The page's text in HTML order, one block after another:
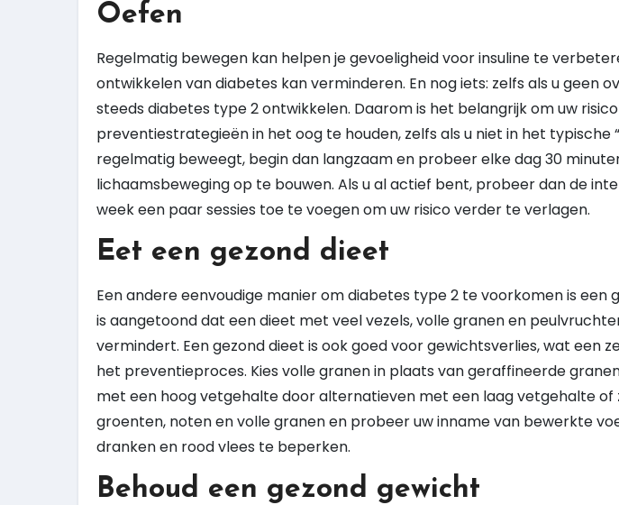
Oefen
Regelmatig bewegen kan helpen je gevoeligheid voor insuline te
ontwikkelen van diabetes kan verminderen. En nog iets: zelfs als u geen
steeds diabetes type 2 ontwikkelen. Daarom is het belangrijk om uw
preventiestrategieën in het oog te houden, zelfs als u niet in het typische
regelmatig beweegt, begin dan langzaam en probeer elke dag 30
lichaamsbeweging op te bouwen. Als u al actief bent, probeer dan de
week een paar sessies toe te voegen om uw risico verder te verlagen.
Eet een gezond dieet
Een andere eenvoudige manier om diabetes type 2 te voorkomen is een
is aangetoond dat een dieet met veel vezels, volle granen en
vermindert. Een gezond dieet is ook goed voor gewichtsverlies, wat een
het preventieproces. Kies volle granen in plaats van geraffineerde
met een hoog vetgehalte door alternatieven met een laag vetgehalte of
groenten, noten en volle granen en probeer uw inname van bewerkte
dranken en rood vlees te beperken.
Behoud een gezond gewicht